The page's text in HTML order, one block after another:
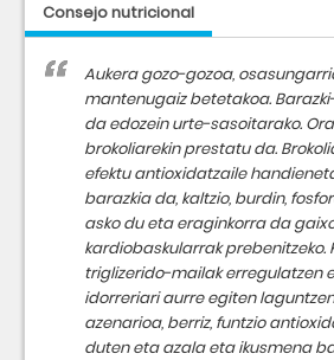
Consejo nutricional
Aukera gozo-gozoa,
mantenugaiz betetakoa.
da edozein urte-sasoitarako.
brokoliarekin prestatu da.
efektu antioxidatzaile
barazkia da, kaltzio, burdin,
asko du eta eraginkorra da
kardiobaskularrak prebenitzeko.
triglizerido-mailak erregulatzen
idorreriari aurre egiten
azenarioa, berriz, funtzio
duten eta azala eta ikusmena